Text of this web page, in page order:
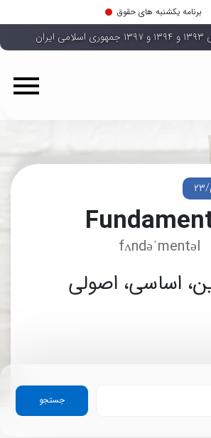
برنامه یکشنبه های حقوق
fʌndəˈmentəl
اساسی، اصولی
جستجو